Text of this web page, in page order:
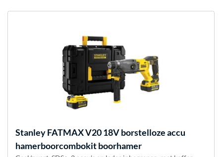
StanleyFATMAX V20 18V borstelloze accu
hamerboorcombokit boorhamer